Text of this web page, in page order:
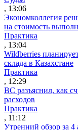
, 13:06
Экономколлегия
на стоимость
Практика
, 13:04
Wildberries
склада в Казахстане
Практика
, 12:29
ВС разъяснил, как
расходов
Практика
, 11:12
Утренний обзор за 4